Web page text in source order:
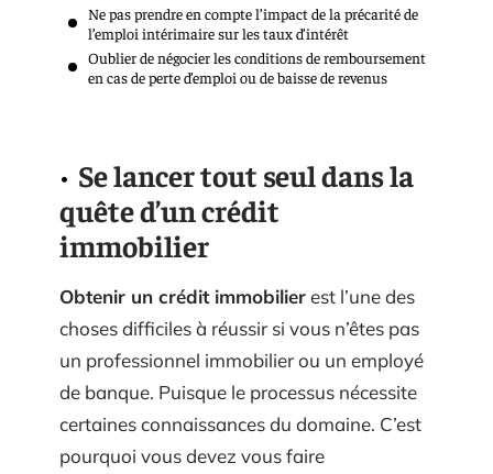
Ne pas prendre en compte l’impact de la précarité de
l’emploi intérimaire sur les taux d’intérêt
Oublier de négocier les conditions de remboursement
en cas de perte d’emploi ou de baisse de revenus
Se lancer tout seul dans la
quête d’un crédit
immobilier
Obtenir un crédit immobilierest l’une des
choses difficiles à réussir si vous n’êtes pas
un professionnel immobilier ou un employé
de banque. Puisque le processus nécessite
certaines connaissances du domaine. C’est
pourquoi vous devez vous faire